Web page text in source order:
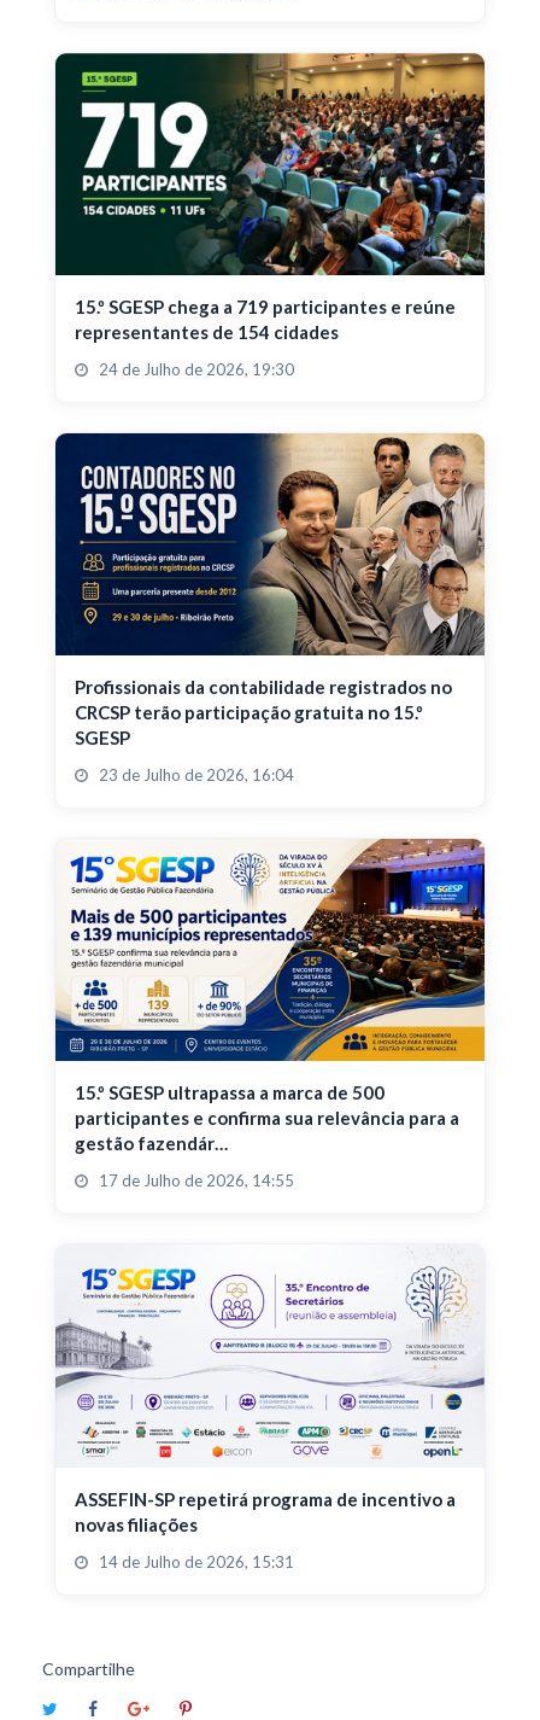
15.º SGESP chega a 719 participantes e reúne
representantes de 154 cidades
24 de Julho de 2026, 19:30
Profissionais da contabilidade registrados no
CRCSP terão participação gratuita no 15.º
SGESP
23 de Julho de 2026, 16:04
15.º SGESP ultrapassa a marca de 500
participantes e confirma sua relevância para a
gestão fazendár…
17 de Julho de 2026, 14:55
ASSEFIN-SP repetirá programa de incentivo a
novas filiações
14 de Julho de 2026, 15:31
Compartilhe